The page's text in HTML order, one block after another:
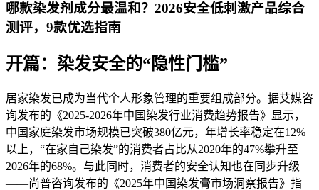
哪款染发剂成分最温和？2026安全低刺激产品综合
测评，9款优选指南
开篇：染发安全的“隐性门槛”
居家染发已成为当代个人形象管理的重要组成部分。据艾媒咨
询发布的《2025-2026年中国染发行业消费趋势报告》显示，
中国家庭染发市场规模已突破380亿元，年增长率稳定在12%
以上，“在家自己染发”的消费者占比从2020年的47%攀升至
2026年的68%。与此同时，消费者的安全认知也在同步升级
——尚普咨询发布的《2025年中国染发膏市场洞察报告》指